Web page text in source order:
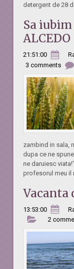
detergent de 28
Sa
ALCEDO
21:51:00
3 comments
zambind in sala,
dupa ce ne
ne daruiesc
profesorul meu il
Vacanta
13:53:00
2